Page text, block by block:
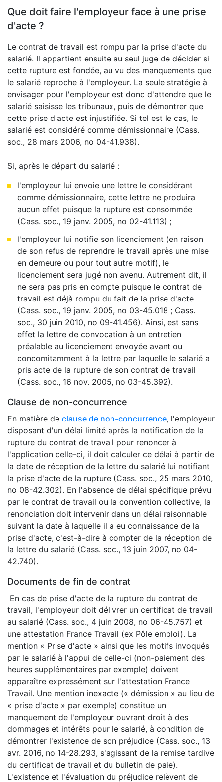
Que doit faire l'employeur face à une prise
d'acte ?
Le contrat de travail est rompu par la prise d'acte du
salarié. Il appartient ensuite au seul juge de décider si
cette rupture est fondée, au vu des manquements que
le salarié reproche à l'employeur. La seule stratégie à
envisager pour l'employeur est donc d'attendre que le
salarié saisisse les tribunaux, puis de démontrer que
cette prise d'acte est injustifiée. Si tel est le cas, le
salarié est considéré comme démissionnaire (Cass.
soc., 28 mars 2006, no 04-41.938).
Si, après le départ du salarié :
l'employeur lui envoie une lettre le considérant
comme démissionnaire, cette lettre ne produira
aucun effet puisque la rupture est consommée
(Cass. soc., 19 janv. 2005, no 02-41.113) ;
l'employeur lui notifie son licenciement (en raison
de son refus de reprendre le travail après une mise
en demeure ou pour tout autre motif), le
licenciement sera jugé non avenu. Autrement dit, il
ne sera pas pris en compte puisque le contrat de
travail est déjà rompu du fait de la prise d'acte
(Cass. soc., 19 janv. 2005, no 03-45.018 ; Cass.
soc., 30 juin 2010, no 09-41.456). Ainsi, est sans
effet la lettre de convocation à un entretien
préalable au licenciement envoyée avant ou
concomitamment à la lettre par laquelle le salarié a
pris acte de la rupture de son contrat de travail
(Cass. soc., 16 nov. 2005, no 03-45.392).
Clause de non-concurrence
En matière de clause de non-concurrence, l'employeur
disposant d'un délai limité après la notification de la
rupture du contrat de travail pour renoncer à
l'application celle-ci, il doit calculer ce délai à partir de
la date de réception de la lettre du salarié lui notifiant
la prise d'acte de la rupture (Cass. soc., 25 mars 2010,
no 08-42.302). En l'absence de délai spécifique prévu
par le contrat de travail ou la convention collective, la
renonciation doit intervenir dans un délai raisonnable
suivant la date à laquelle il a eu connaissance de la
prise d'acte, c'est-à-dire à compter de la réception de
la lettre du salarié (Cass. soc., 13 juin 2007, no 04-
42.740).
Documents de fin de contrat
En cas de prise d'acte de la rupture du contrat de
travail, l'employeur doit délivrer un certificat de travail
au salarié (Cass. soc., 4 juin 2008, no 06-45.757) et
une attestation France Travail (ex Pôle emploi). La
mention « Prise d'acte » ainsi que les motifs invoqués
par le salarié à l'appui de celle-ci (non-paiement des
heures supplémentaires par exemple) doivent
apparaître expressément sur l'attestation France
Travail. Une mention inexacte (« démission » au lieu de
« prise d'acte » par exemple) constitue un
manquement de l'employeur ouvrant droit à des
dommages et intérêts pour le salarié, à condition de
démontrer l'existence de son préjudice (Cass. soc., 13
avr. 2016, no 14-28.293, s'agissant de la remise tardive
du certificat de travail et du bulletin de paie).
L'existence et l'évaluation du préjudice relèvent de